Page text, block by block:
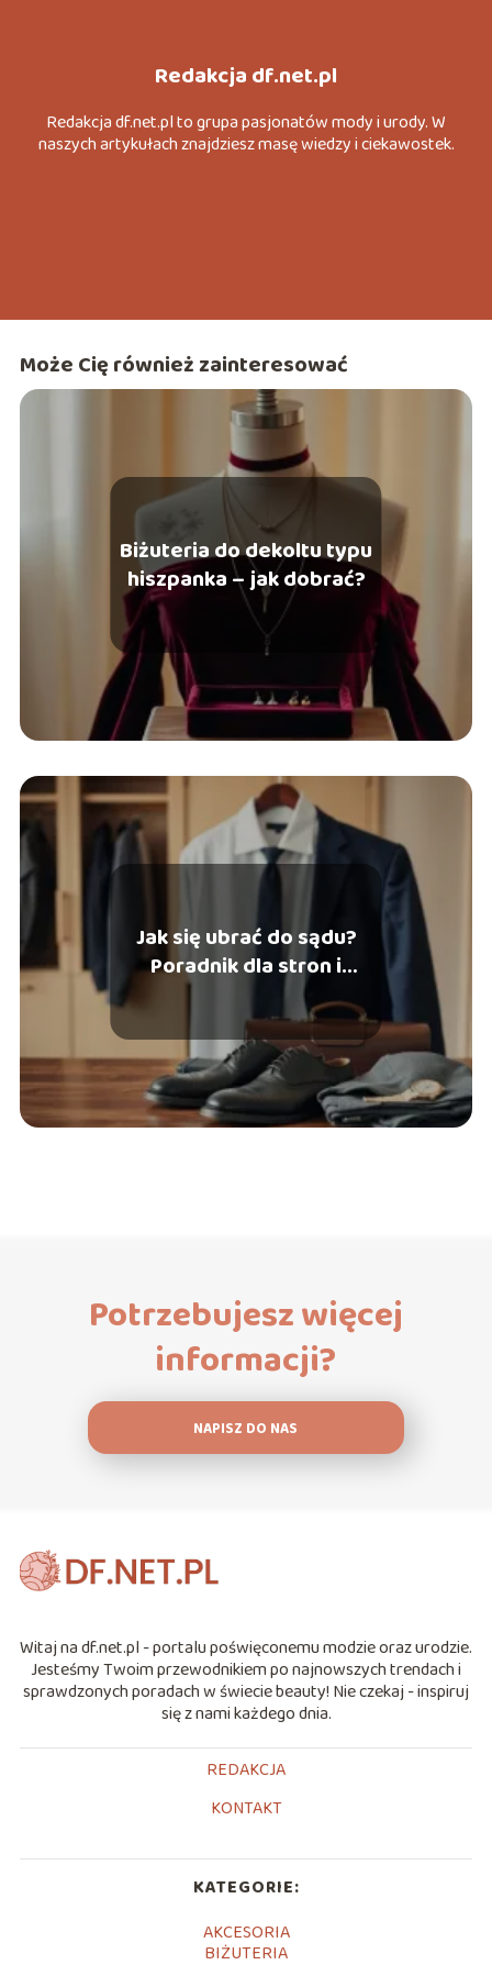
Redakcja df.net.pl
Redakcja df.net.pl to grupa pasjonatów mody i urody. W
naszych artykułach znajdziesz masę wiedzy i ciekawostek.
Może Cię również zainteresować
Biżuteria do dekoltu typu
hiszpanka – jak dobrać?
Jak się ubrać do sądu?
Poradnik dla stron i
Potrzebujesz więcej
informacji?
NAPISZ DO NAS
Witaj na df.net.pl - portalu poświęconemu modzie oraz urodzie.
Jesteśmy Twoim przewodnikiem po najnowszych trendach i
sprawdzonych poradach w świecie beauty! Nie czekaj - inspiruj
się z nami każdego dnia.
REDAKCJA
KONTAKT
KATEGORIE:
AKCESORIA
BIŻUTERIA